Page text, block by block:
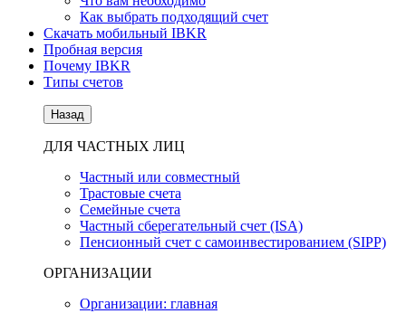
Как выбрать подходящий счет
Скачать мобильный IBKR
Пробная версия
Почему IBKR
Типы счетов
Назад
ДЛЯ ЧАСТНЫХ ЛИЦ
Частный или совместный
Трастовые счета
Семейные счета
Частный сберегательный счет (ISA)
Пенсионный счет с самоинвестированием (SIPP)
ОРГАНИЗАЦИИ
Организации: главная